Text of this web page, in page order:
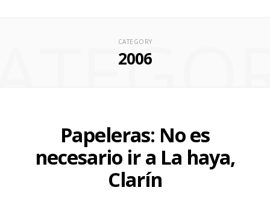
CATEGORY
2006
Papeleras: No es
necesario ir a La haya,
Clarín